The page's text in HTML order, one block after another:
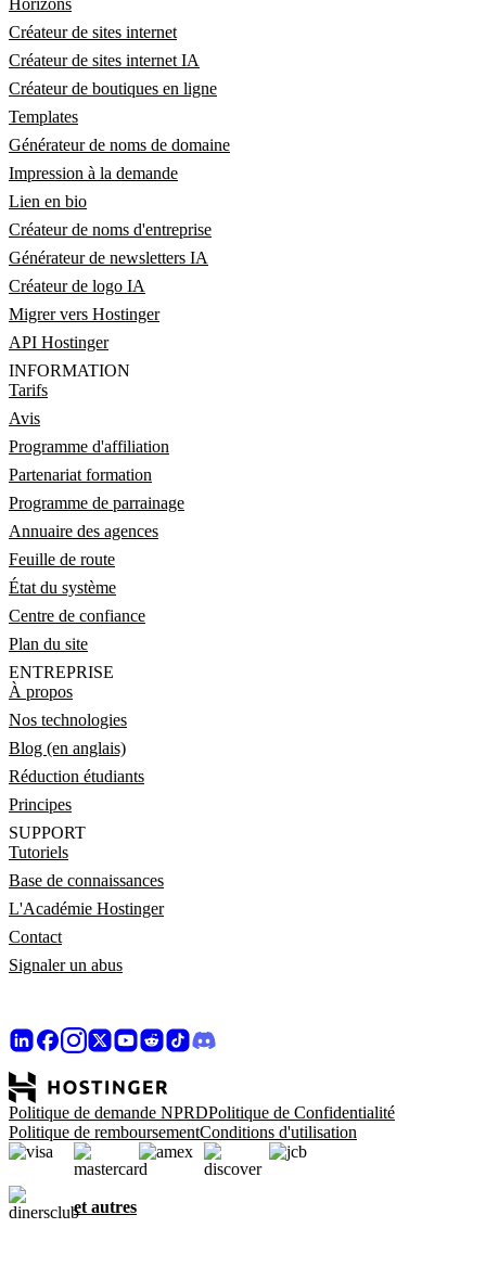
Horizons
Créateur de sites internet
Créateur de sites internet IA
Créateur de boutiques en ligne
Templates
Générateur de noms de domaine
Impression à la demande
Lien en bio
Créateur de noms d'entreprise
Générateur de newsletters IA
Créateur de logo IA
Migrer vers Hostinger
API Hostinger
INFORMATION
Tarifs
Avis
Programme d'affiliation
Partenariat formation
Programme de parrainage
Annuaire des agences
Feuille de route
État du système
Centre de confiance
Plan du site
ENTREPRISE
À propos
Nos technologies
Blog (en anglais)
Réduction étudiants
Principes
SUPPORT
Tutoriels
Base de connaissances
L'Académie Hostinger
Contact
Signaler un abus
Politique de demande NPRDPolitique de Confidentialité
Politique de remboursementConditions d'utilisation
et autres